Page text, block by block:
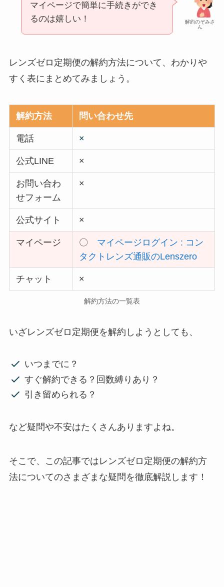
解約のぞみさ
ん
マイページで簡単に手続きができ
るのは嬉しい！
レンズゼロ定期便の解約方法について、わかりや
すく表にまとめてみましょう。
解約方法 問い合わせ先
電話 ×
公式LINE ×
お問い合わ
せフォーム
×
公式サイト ×
マイページ 〇 マイページログイン : コン
タクトレンズ通販のLenszero
チャット ×
解約方法の一覧表
いざレンズゼロ定期便を解約しようとしても、
いつまでに？
すぐ解約できる？回数縛りあり？
引き留められる？
など疑問や不安はたくさんありますよね。
そこで、この記事ではレンズゼロ定期便の解約方
法についてのさまざまな疑問を徹底解説します！